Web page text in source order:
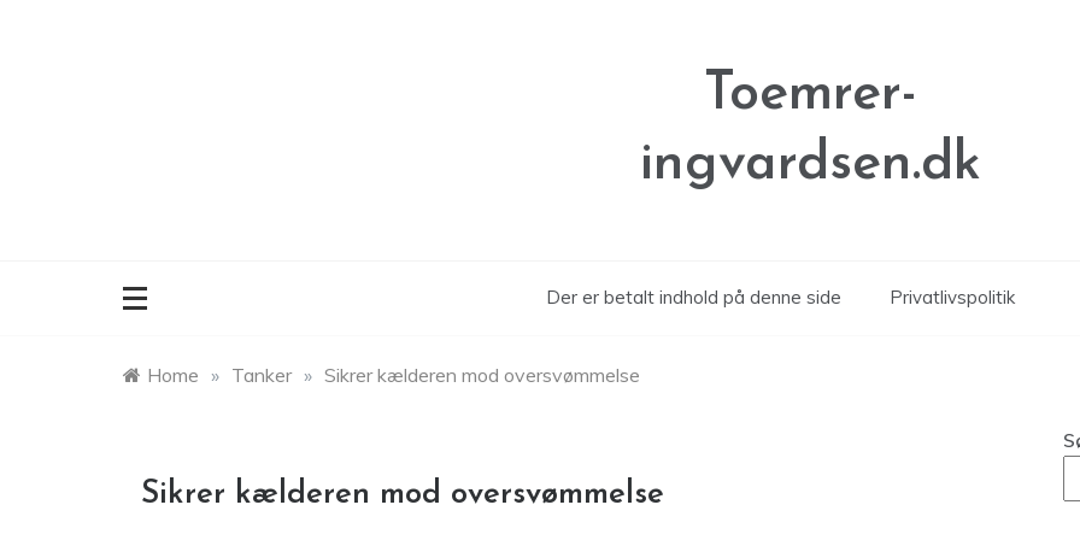
Toemrer-
ingvardsen.dk
Der er betalt indhold på denne side Privatlivspolitik
Home » Tanker » Sikrer kælderen mod oversvømmelse
Sikrer kælderen mod oversvømmelse